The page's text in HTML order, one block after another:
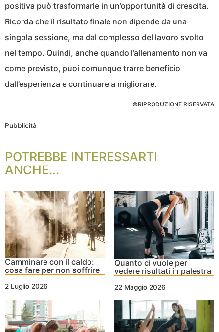
positiva può trasformarle in un’opportunità di crescita.
Ricorda che il risultato finale non dipende da una
singola sessione, ma dal complesso del lavoro svolto
nel tempo. Quindi, anche quando l’allenamento non va
come previsto, puoi comunque trarre beneficio
dall’esperienza e continuare a migliorare.
©RIPRODUZIONE RISERVATA
Pubblicità
POTREBBE INTERESSARTI
ANCHE...
Camminare con il caldo:
cosa fare per non soffrire
2 Luglio 2026
Quanto ci vuole per
vedere risultati in palestra
22 Maggio 2026